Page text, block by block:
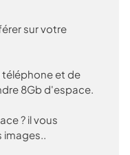
sur votre
téléphone et de
8Gb d'espace.
? il vous
images..